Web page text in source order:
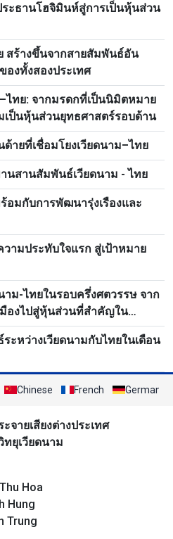
ะธานโฮจิมินห์สู่การเป็นหุ้นส่วน
สร้างขึ้นจากสายสัมพันธ์อัน
งทั้งสองประเทศ
ไทย: จากมรดกที่เป็นนิมิตหมาย
ป็นหุ้นส่วนยุทธศาสตร์รอบด้าน
ด้ายที่เชื่อมโยงเวียดนาม–ไทย
นสานสัมพันธ์เวียดนาม - ไทย
อมกับการพัฒนารุ่งเรืองและ
ามประทับใจแรก สู่เป้าหมาย
ม-ไทยในรอบครึ่งศตวรรษ จาก
องไปสู่หุ้นส่วนที่สำคัญใน
ะหว่างเวียดนามกับไทยในเดือน
Chinese French German
จายเสียงต่างประเทศ
ทยุเวียดนาม
Hoa
Hung
Trung